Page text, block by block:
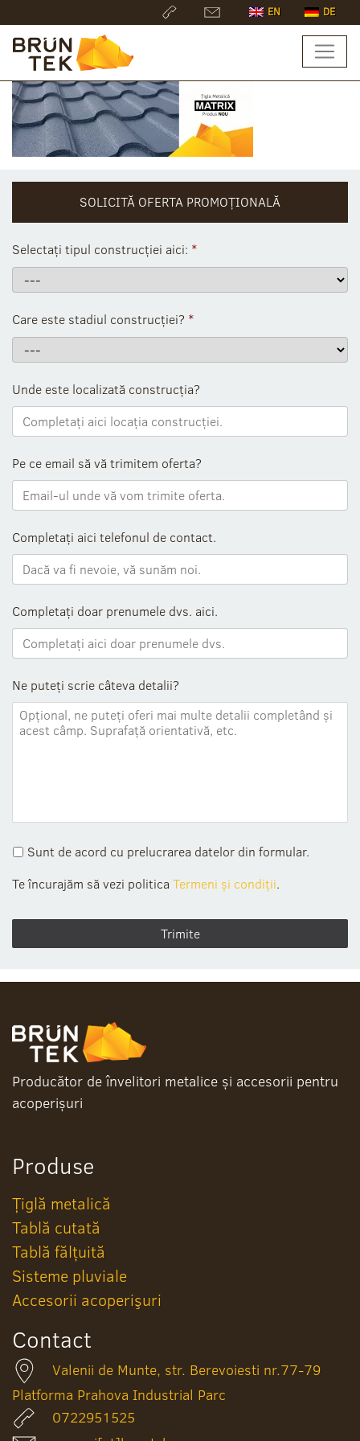
EN DE
SOLICITĂ OFERTA PROMOȚIONALĂ
Selectați tipul construcției aici: *
Care este stadiul construcției? *
Unde este localizată construcția?
Pe ce email să vă trimitem oferta?
Completați aici telefonul de contact.
Completați doar prenumele dvs. aici.
Ne puteți scrie câteva detalii?
Sunt de acord cu prelucrarea datelor din formular.
Te încurajăm să vezi politica Termeni și condiții.
Producător de învelitori metalice și accesorii pentru
acoperișuri
Produse
Țiglă metalică
Tablă cutată
Tablă fălțuită
Sisteme pluviale
Accesorii acoperişuri
Contact
Valenii de Munte, str. Berevoiesti nr.77-79
Platforma Prahova Industrial Parc
0722951525